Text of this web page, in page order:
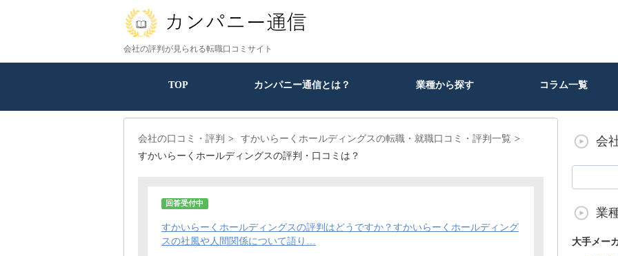
会社の評判が見られる転職口コミサイト
TOP カンパニー通信とは？ 業種から探す コラム一覧
会社の口コミ・評判
すかいらーくホールディングスの転職・就職口コミ・評判一覧
すかいらーくホールディングスの評判・口コミは？
回答受付中
すかいらーくホールディングスの評判はどうですか？すかいらーくホールディング
スの社風や人間関係について語り…
会
業
大手メー